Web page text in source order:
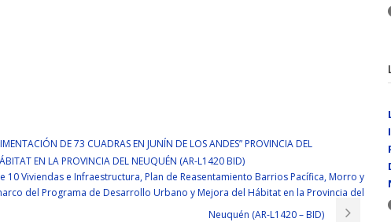
DE 73 CUADRAS EN JUNÍN DE LOS ANDES” PROVINCIA DEL
EN LA PROVINCIA DEL NEUQUÉN (AR-L1420 BID)
Viviendas e Infraestructura, Plan de Reasentamiento Barrios Pacífica, Morro y
del Programa de Desarrollo Urbano y Mejora del Hábitat en la Provincia del
Neuquén (AR-L1420 – BID)